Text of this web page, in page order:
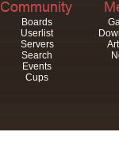
Boards
Userlist
Servers
Search
Events
Cups